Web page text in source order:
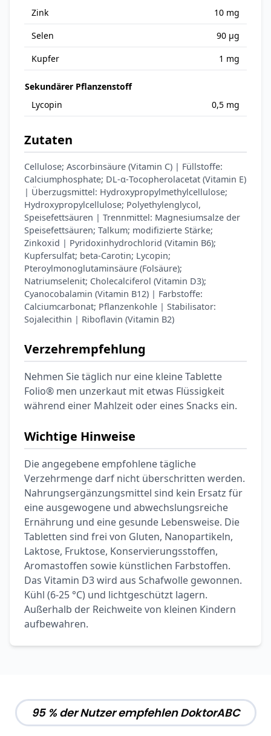
Zink
10 mg
Selen
90 µg
Kupfer
1 mg
Sekundärer Pflanzenstoff
Lycopin
0,5 mg
Zutaten
Cellulose; Ascorbinsäure (Vitamin C) | Füllstoffe:
Calciumphosphate; DL-α-Tocopherolacetat (Vitamin E)
| Überzugsmittel: Hydroxypropylmethylcellulose;
Hydroxypropylcellulose; Polyethylenglycol,
Speisefettsäuren | Trennmittel: Magnesiumsalze der
Speisefettsäuren; Talkum; modifizierte Stärke;
Zinkoxid | Pyridoxinhydrochlorid (Vitamin B6);
Kupfersulfat; beta-Carotin; Lycopin;
Pteroylmonoglutaminsäure (Folsäure);
Natriumselenit; Cholecalciferol (Vitamin D3);
Cyanocobalamin (Vitamin B12) | Farbstoffe:
Calciumcarbonat; Pflanzenkohle | Stabilisator:
Sojalecithin | Riboflavin (Vitamin B2)
Verzehrempfehlung
Nehmen Sie täglich nur eine kleine Tablette
Folio® men unzerkaut mit etwas Flüssigkeit
während einer Mahlzeit oder eines Snacks ein.
Wichtige Hinweise
Die angegebene empfohlene tägliche
Verzehrmenge darf nicht überschritten werden.
Nahrungsergänzungsmittel sind kein Ersatz für
eine ausgewogene und abwechslungsreiche
Ernährung und eine gesunde Lebensweise. Die
Tabletten sind frei von Gluten, Nanopartikeln,
Laktose, Fruktose, Konservierungsstoffen,
Aromastoffen sowie künstlichen Farbstoffen.
Das Vitamin D3 wird aus Schafwolle gewonnen.
Kühl (6-25 °C) und lichtgeschützt lagern.
Außerhalb der Reichweite von kleinen Kindern
aufbewahren.
95 % der Nutzer empfehlen DoktorABC